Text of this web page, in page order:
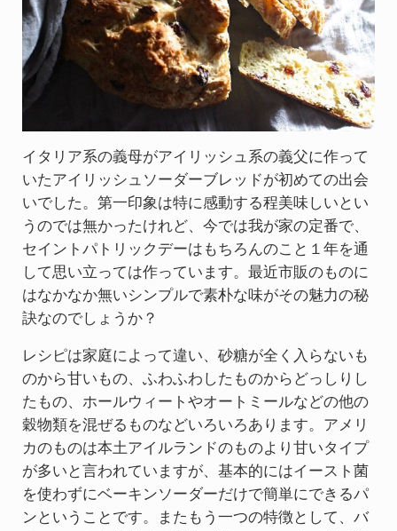
イタリア系の義母がアイリッシュ系の義父に作って
いたアイリッシュソーダーブレッドが初めての出会
いでした。第一印象は特に感動する程美味しいとい
うのでは無かったけれど、今では我が家の定番で、
セイントパトリックデーはもちろんのこと１年を通
して思い立っては作っています。最近市販のものに
はなかなか無いシンプルで素朴な味がその魅力の秘
訣なのでしょうか？
レシピは家庭によって違い、砂糖が全く入らないも
のから甘いもの、ふわふわしたものからどっしりし
たもの、ホールウィートやオートミールなどの他の
穀物類を混ぜるものなどいろいろあります。アメリ
カのものは本土アイルランドのものより甘いタイプ
が多いと言われていますが、基本的にはイースト菌
を使わずにベーキンソーダーだけで簡単にできるパ
ンということです。またもう一つの特徴として、バ